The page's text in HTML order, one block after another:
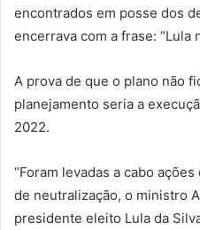
encontrados em posse dos
encerrava com a frase: “Lula
A prova de que o plano não
planejamento seria a
2022.
“Foram levadas a cabo
de neutralização, o ministro
presidente eleito Lula da